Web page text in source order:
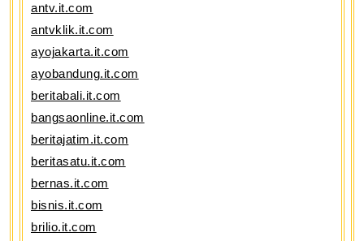
antv.it.com
antvklik.it.com
ayojakarta.it.com
ayobandung.it.com
beritabali.it.com
bangsaonline.it.com
beritajatim.it.com
beritasatu.it.com
bernas.it.com
bisnis.it.com
brilio.it.com